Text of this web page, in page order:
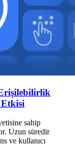
Etkisi
sahip
Uzun süredir
ve kullanıcı